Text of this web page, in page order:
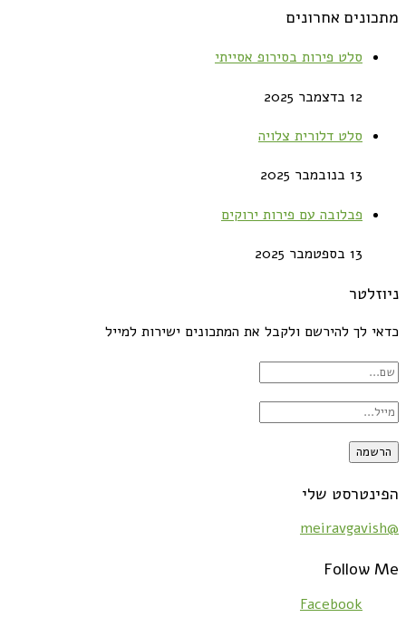
מתכונים אחרונים
סלט פירות בסירופ אסייתי
12 בדצמבר 2025
סלט דלורית צלויה
13 בנובמבר 2025
פבלובה עם פירות ירוקים
13 בספטמבר 2025
ניוזלטר
כדאי לך להירשם ולקבל את המתכונים ישירות למייל
הפינטרסט שלי
@meiravgavish
Follow Me
Facebook